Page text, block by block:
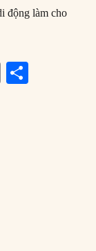
động làm cho
P